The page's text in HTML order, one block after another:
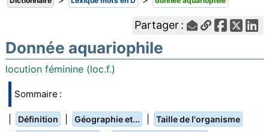
Partager :
Donnée aquariophile
locution féminine (loc.f.)
Sommaire :
Définition Géographie et... Taille de l'organisme